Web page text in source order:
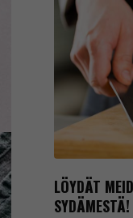
LÖYDÄT
SYDÄMESTÄ!